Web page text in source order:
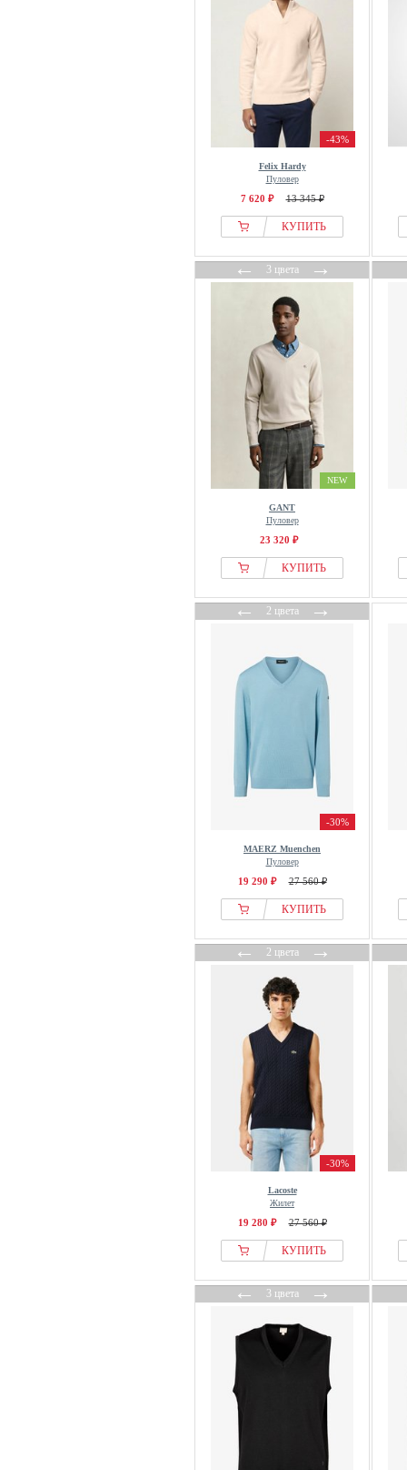
-43%
Felix Hardy
Пуловер
7 620 ₽ 13 345 ₽
КУПИТЬ
←3 цвета→
NEW
GANT
Пуловер
23 320 ₽
КУПИТЬ
←2 цвета→
-30%
MAERZ Muenchen
Пуловер
19 290 ₽ 27 560 ₽
КУПИТЬ
←2 цвета→
-30%
Lacoste
Жилет
19 280 ₽ 27 560 ₽
КУПИТЬ
←3 цвета→